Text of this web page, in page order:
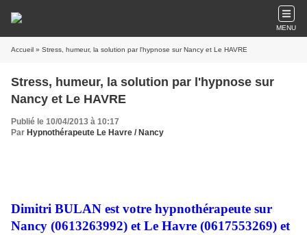
MENU
Accueil » Stress, humeur, la solution par l'hypnose sur Nancy et Le HAVRE
Stress, humeur, la solution par l'hypnose sur
Nancy et Le HAVRE
Publié le 10/04/2013 à 10:17
Par Hypnothérapeute Le Havre / Nancy
Dimitri BULAN est votre hypnothérapeute sur
Nancy (0613263992) et Le Havre (0617553269) et